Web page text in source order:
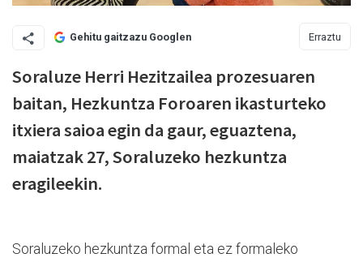
Gehitu gaitzazu Googlen Erraztu
Soraluze Herri Hezitzailea prozesuaren
baitan, Hezkuntza Foroaren ikasturteko
itxiera saioa egin da gaur, eguaztena,
maiatzak 27, Soraluzeko hezkuntza
eragileekin.
Soraluzeko hezkuntza formal eta ez formaleko